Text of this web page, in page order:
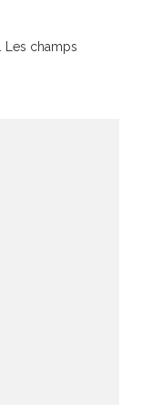
Les champs